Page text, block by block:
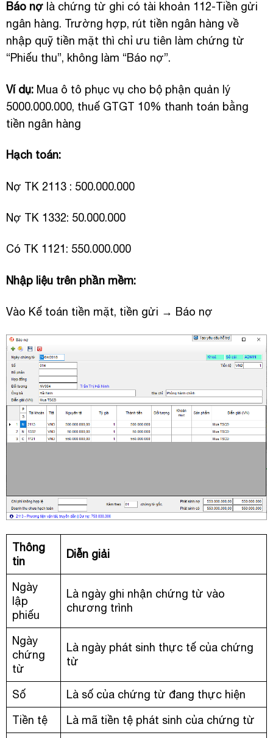
Báo nợlà chứng từ ghi có tài khoản 112-Tiền gửi
ngân hàng. Trường hợp, rút tiền ngân hàng về
nhập quỹ tiền mặt thì chỉ ưu tiên làm chứng từ
“Phiếu thu”, không làm “Báo nợ”.
Ví dụ:Mua ô tô phục vụ cho bộ phận quản lý
5000.000.000, thuế GTGT 10% thanh toán bằng
tiền ngân hàng
Hạch toán:
Nợ TK 2113 : 500.000.000
Nợ TK 1332: 50.000.000
Có TK 1121: 550.000.000
Nhập liệu trên phần mềm:
Vào Kế toán tiền mặt, tiền gửi → Báo nợ
Thông
tin
Diễn giải
Ngày
lập
phiếu
Là ngày ghi nhận chứng từ vào
chương trình
Ngày
chứng
từ
Là ngày phát sinh thực tế của chứng
từ
Số
Là số của chứng từ đang thực hiện
Tiền tệ
Là mã tiền tệ phát sinh của chứng từ